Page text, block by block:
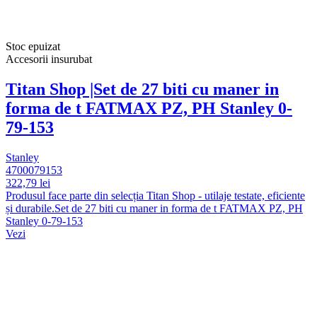
Stoc epuizat
Accesorii insurubat
Titan Shop |Set de 27 biti cu maner in
forma de t FATMAX PZ, PH Stanley 0-
79-153
Stanley
4700079153
322,79 lei
Produsul face parte din selecția Titan Shop - utilaje testate, eficiente
și durabile.Set de 27 biti cu maner in forma de t FATMAX PZ, PH
Stanley 0-79-153
Vezi